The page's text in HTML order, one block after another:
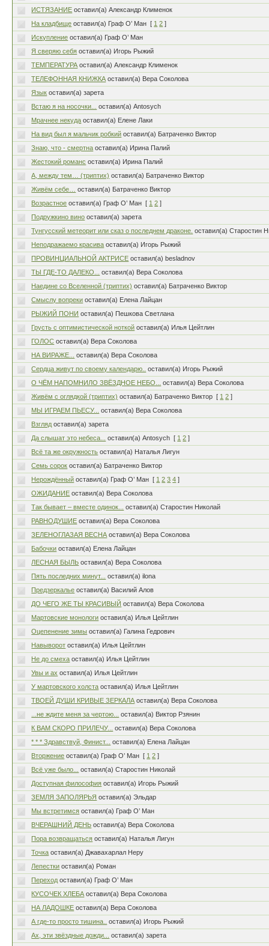
ИСТЯЗАНИЕ оставил(а) Александр Клименок
На кладбище оставил(а) Граф О’ Ман [ 1 2 ]
Искупление оставил(а) Граф О’ Ман
Я сверяю себя оставил(а) Игорь Рыжий
ТЕМПЕРАТУРА оставил(а) Александр Клименок
ТЕЛЕФОННАЯ КНИЖКА оставил(а) Вера Соколова
Язык оставил(а) зарета
Встаю я на носочки...
оставил(а) Antosych
Мрачнее некуда оставил(а) Елене Лаки
На вид был я мальчик робкий оставил(а) Батраченко Виктор
Знаю, что - смертна оставил(а) Ирина Палий
Жестокий романс оставил(а) Ирина Палий
А, между тем… (триптих) оставил(а) Батраченко Виктор
Живём себе…
оставил(а) Батраченко Виктор
Возрастное оставил(а) Граф О’ Ман [ 1 2 ]
Подружкино вино оставил(а) зарета
Тунгусский метеорит или сказ о последнем драконе. оставил(а) Старостин
Неподражаемо красива оставил(а) Игорь Рыжий
ПРОВИНЦИАЛЬНОЙ АКТРИСЕ оставил(а) besladnov
ТЫ ГДЕ-ТО ДАЛЕКО...
оставил(а) Вера Соколова
Наедине со Вселенной (триптих) оставил(а) Батраченко Виктор
Смыслу вопреки оставил(а) Елена Лайцан
РЫЖИЙ ПОНИ оставил(а) Пешкова Светлана
Грусть с оптимистической ноткой оставил(а) Илья Цейтлин
ГОЛОС оставил(а) Вера Соколова
НА ВИРАЖЕ...
оставил(а) Вера Соколова
Сердца живут по своему календарю..
оставил(а) Игорь Рыжий
О ЧЁМ НАПОМНИЛО ЗВЁЗДНОЕ НЕБО...
оставил(а) Вера Соколова
Живём с оглядкой (триптих) оставил(а) Батраченко Виктор [ 1 2 ]
МЫ ИГРАЕМ ПЬЕСУ...
оставил(а) Вера Соколова
Взгляд оставил(а) зарета
Да слышат это небеса...
оставил(а) Antosych [ 1 2 ]
Всё та же окружность оставил(а) Наталья Лигун
Семь сорок оставил(а) Батраченко Виктор
Нерождённый оставил(а) Граф О’ Ман [ 1 2 3 4 ]
ОЖИДАНИЕ оставил(а) Вера Соколова
Так бывает – вместе одинок...
оставил(а) Старостин Николай
РАВНОДУШИЕ оставил(а) Вера Соколова
ЗЕЛЕНОГЛАЗАЯ ВЕСНА оставил(а) Вера Соколова
Бабочки оставил(а) Елена Лайцан
ЛЕСНАЯ БЫЛЬ оставил(а) Вера Соколова
Пять последних минут...
оставил(а) ilona
Предзеркалье оставил(а) Василий Алов
ДО ЧЕГО ЖЕ ТЫ КРАСИВЫЙ оставил(а) Вера Соколова
Мартовские монологи оставил(а) Илья Цейтлин
Оцепенение зимы оставил(а) Галина Гедрович
Навыворот оставил(а) Илья Цейтлин
Не до смеха оставил(а) Илья Цейтлин
Увы и ах оставил(а) Илья Цейтлин
У мартовского холста оставил(а) Илья Цейтлин
ТВОЕЙ ДУШИ КРИВЫЕ ЗЕРКАЛА оставил(а) Вера Соколова
...не ждите меня за чертою...
оставил(а) Виктор Рзянин
К ВАМ СКОРО ПРИЛЕЧУ...
оставил(а) Вера Соколова
* * * Здравствуй, Финист...
оставил(а) Елена Лайцан
Вторжение оставил(а) Граф О’ Ман [ 1 2 ]
Всё уже было...
оставил(а) Старостин Николай
Доступная философия оставил(а) Игорь Рыжий
ЗЕМЛЯ ЗАПОЛЯРЬЯ оставил(а) Эльдар
Мы встретимся оставил(а) Граф О’ Ман
ВЧЕРАШНИЙ ДЕНЬ оставил(а) Вера Соколова
Пора возвращаться оставил(а) Наталья Лигун
Точка оставил(а) Джавахарлал Неру
Лепестки оставил(а) Роман
Переход оставил(а) Граф О’ Ман
КУСОЧЕК ХЛЕБА оставил(а) Вера Соколова
НА ЛАДОШКЕ оставил(а) Вера Соколова
А где-то просто тишина..
оставил(а) Игорь Рыжий
Ах, эти звёздные дожди...
оставил(а) зарета